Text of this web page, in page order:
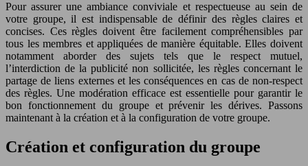
Pour assurer une ambiance conviviale et respectueuse au sein de
votre groupe, il est indispensable de définir des règles claires et
concises. Ces règles doivent être facilement compréhensibles par
tous les membres et appliquées de manière équitable. Elles doivent
notamment aborder des sujets tels que le respect mutuel,
l’interdiction de la publicité non sollicitée, les règles concernant le
partage de liens externes et les conséquences en cas de non-respect
des règles. Une modération efficace est essentielle pour garantir le
bon fonctionnement du groupe et prévenir les dérives. Passons
maintenant à la création et à la configuration de votre groupe.
Création et configuration du groupe